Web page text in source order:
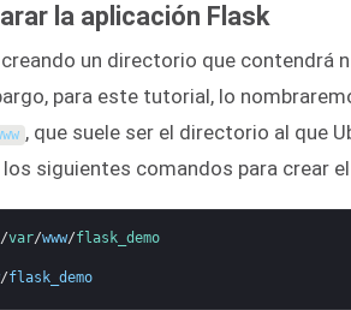
la aplicación Flask
un directorio que contendrá
para este tutorial, lo
, que suele ser el directorio al que
siguientes comandos para crear
/var/www/flask_demo
/flask_demo